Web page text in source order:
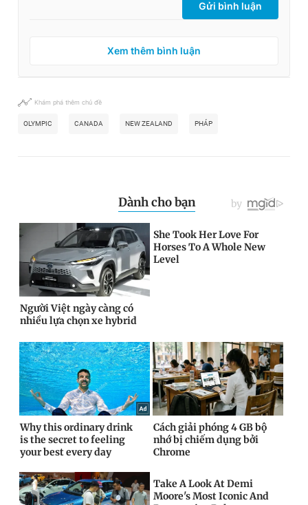
Gửi bình luận
Xem thêm bình luận
Khám phá thêm chủ đề
OLYMPIC CANADA NEW ZEALAND PHÁP